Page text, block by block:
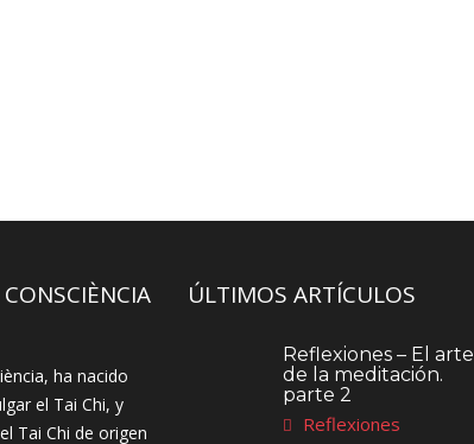
ha nacido
el Tai Chi, y
Tai Chi de origen
ÚLTIMOS ARTÍCULOS
Reflexiones – El arte
de la meditación.
parte 2
Reflexiones